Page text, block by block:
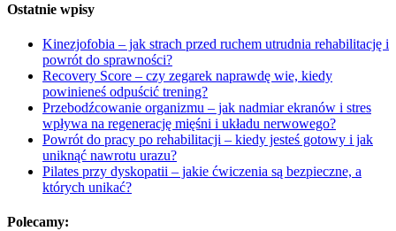
Ostatnie wpisy
Kinezjofobia – jak strach przed ruchem utrudnia rehabilitację i
powrót do sprawności?
Recovery Score – czy zegarek naprawdę wie, kiedy
powinieneś odpuścić trening?
Przebodźcowanie organizmu – jak nadmiar ekranów i stres
wpływa na regenerację mięśni i układu nerwowego?
Powrót do pracy po rehabilitacji – kiedy jesteś gotowy i jak
uniknąć nawrotu urazu?
Pilates przy dyskopatii – jakie ćwiczenia są bezpieczne, a
których unikać?
Polecamy: